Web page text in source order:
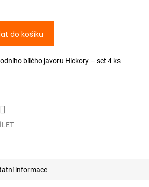
do košíku
bílého javoru Hickory – set 4 ks
informace